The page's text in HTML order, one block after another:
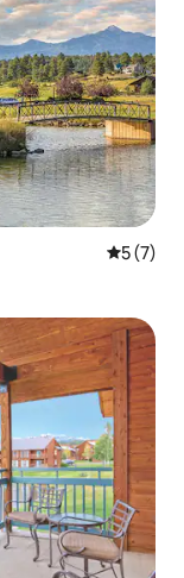
5 (7)